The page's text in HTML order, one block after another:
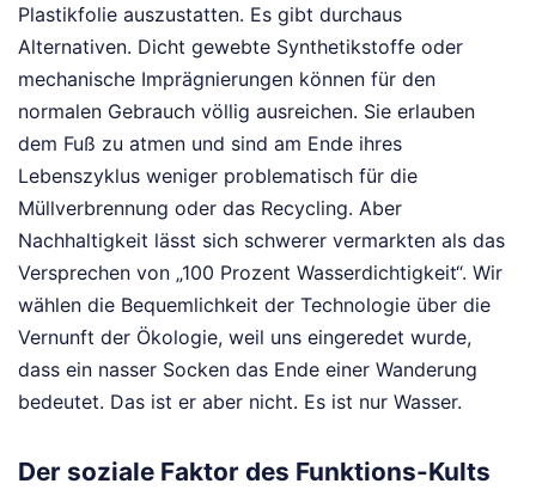
Plastikfolie auszustatten. Es gibt durchaus
Alternativen. Dicht gewebte Synthetikstoffe oder
mechanische Imprägnierungen können für den
normalen Gebrauch völlig ausreichen. Sie erlauben
dem Fuß zu atmen und sind am Ende ihres
Lebenszyklus weniger problematisch für die
Müllverbrennung oder das Recycling. Aber
Nachhaltigkeit lässt sich schwerer vermarkten als das
Versprechen von „100 Prozent Wasserdichtigkeit“. Wir
wählen die Bequemlichkeit der Technologie über die
Vernunft der Ökologie, weil uns eingeredet wurde,
dass ein nasser Socken das Ende einer Wanderung
bedeutet. Das ist er aber nicht. Es ist nur Wasser.
Der soziale Faktor des Funktions-Kults